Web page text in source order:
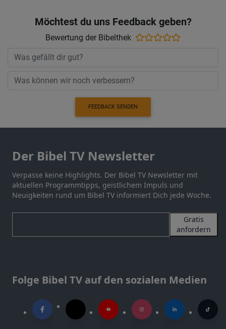
Möchtest du uns Feedback geben?
Bewertung der Bibelthek
FEEDBACK SENDEN
Der Bibel TV Newsletter
Verpasse keine Highlights. Der Bibel TV Newsletter mit
aktuellen Programmtipps, geistlichem Impuls und
Neuigkeiten rund um Bibel TV informiert Dich jede Woche.
Gratis
anfordern
Folge Bibel TV auf den sozialen Medien